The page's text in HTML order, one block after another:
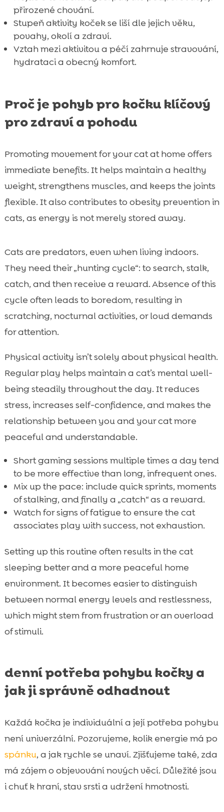
přirozené chování.
Stupeň aktivity koček se liší dle jejich věku,
povahy, okolí a zdraví.
Vztah mezi aktivitou a péčí zahrnuje stravování,
hydrataci a obecný komfort.
Proč je pohyb pro kočku klíčový
pro zdraví a pohodu
Promoting movement for your cat at home offers
immediate benefits. It helps maintain a healthy
weight, strengthens muscles, and keeps the joints
flexible. It also contributes to obesity prevention in
cats, as energy is not merely stored away.
Cats are predators, even when living indoors.
They need their „hunting cycle“: to search, stalk,
catch, and then receive a reward. Absence of this
cycle often leads to boredom, resulting in
scratching, nocturnal activities, or loud demands
for attention.
Physical activity isn’t solely about physical health.
Regular play helps maintain a cat’s mental well-
being steadily throughout the day. It reduces
stress, increases self-confidence, and makes the
relationship between you and your cat more
peaceful and understandable.
Short gaming sessions multiple times a day tend
to be more effective than long, infrequent ones.
Mix up the pace: include quick sprints, moments
of stalking, and finally a „catch“ as a reward.
Watch for signs of fatigue to ensure the cat
associates play with success, not exhaustion.
Setting up this routine often results in the cat
sleeping better and a more peaceful home
environment. It becomes easier to distinguish
between normal energy levels and restlessness,
which might stem from frustration or an overload
of stimuli.
denní potřeba pohybu kočky a
jak ji správně odhadnout
Každá kočka je individuální a její potřeba pohybu
není univerzální. Pozorujeme, kolik energie má po
spánku, a jak rychle se unaví. Zjišťujeme také, zda
má zájem o objevování nových věcí. Důležité jsou
i chuť k hraní, stav srsti a udržení hmotnosti.